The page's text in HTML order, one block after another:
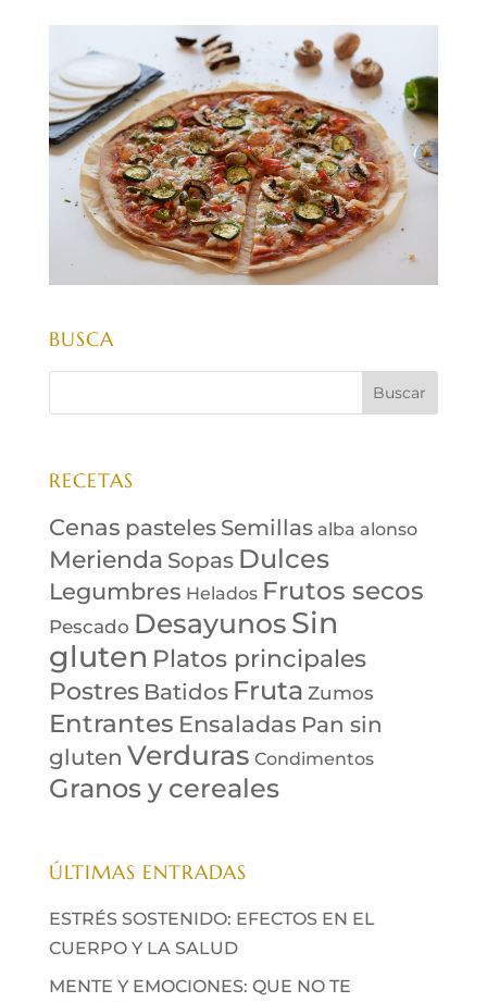
BUSCA
RECETAS
Cenas pasteles Semillas alba alonso
Merienda Sopas Dulces
Legumbres Helados Frutos secos
Pescado Desayunos Sin
gluten Platos principales
Postres Batidos Fruta Zumos
Entrantes Ensaladas Pan sin
gluten Verduras Condimentos
Granos y cereales
ÚLTIMAS ENTRADAS
ESTRÉS SOSTENIDO: EFECTOS EN EL
CUERPO Y LA SALUD
MENTE Y EMOCIONES: QUE NO TE